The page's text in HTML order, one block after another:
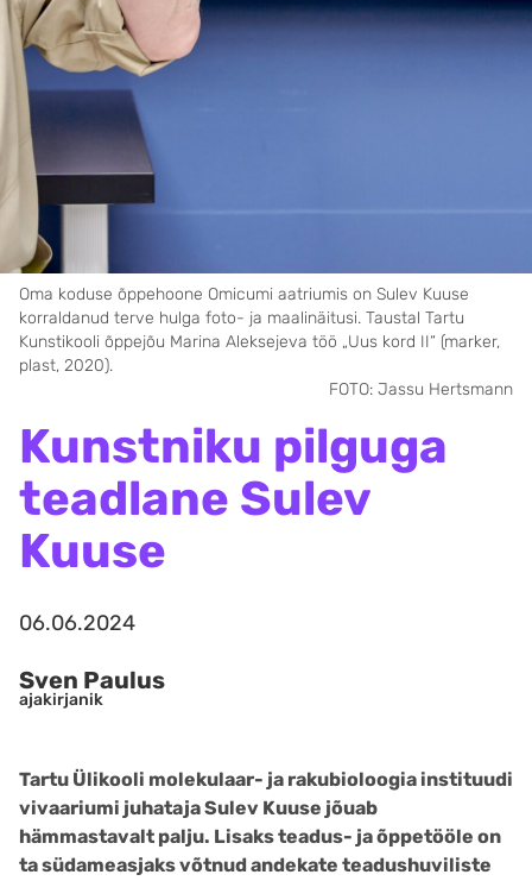
Oma koduse õppehoone Omicumi aatriumis on Sulev Kuuse
korraldanud terve hulga foto- ja maalinäitusi. Taustal Tartu
Kunstikooli õppejõu Marina Aleksejeva töö „Uus kord II“ (marker,
plast, 2020).
FOTO: Jassu Hertsmann
Kunstniku pilguga
teadlane Sulev
Kuuse
06.06.2024
Sven Paulus
ajakirjanik
Tartu Ülikooli molekulaar- ja rakubioloogia instituudi
vivaariumi juhataja Sulev Kuuse jõuab
hämmastavalt palju. Lisaks teadus- ja õppetööle on
ta südameasjaks võtnud andekate teadushuviliste